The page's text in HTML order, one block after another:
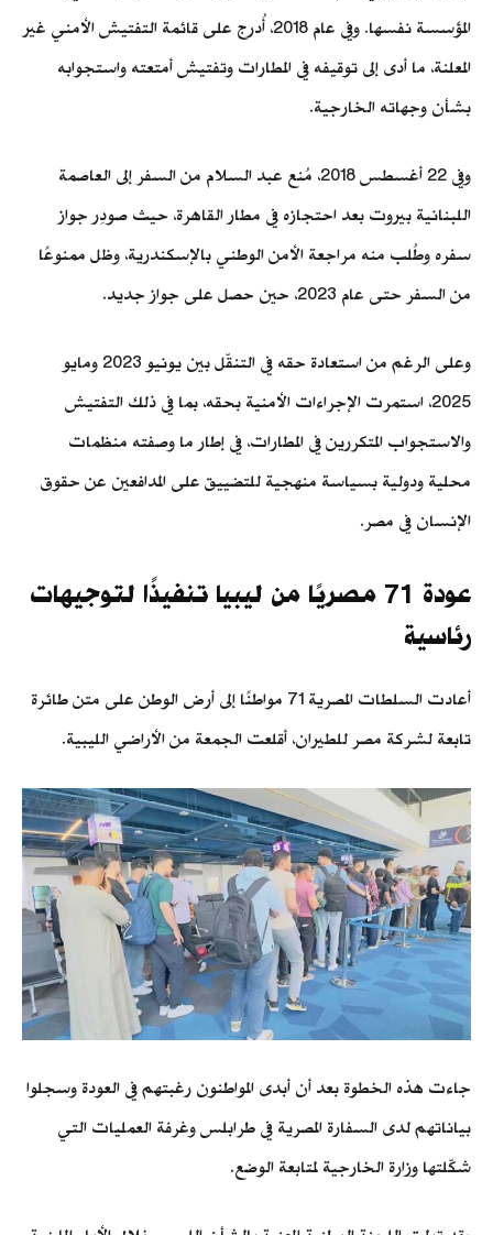
المؤسسة نفسها. وفي عام 2018، أُدرج على قائمة التفتيش الأمني غير
المعلنة، ما أدى إلى توقيفه في المطارات وتفتيش أمتعته واستجوابه
بشأن وجهاته الخارجية.
وفي 22 أغسطس 2018، مُنع عبد السلام من السفر إلى العاصمة
اللبنانية بيروت بعد احتجازه في مطار القاهرة، حيث صودِر جواز
سفره وطُلب منه مراجعة الأمن الوطني بالإسكندرية، وظل ممنوعًا
من السفر حتى عام 2023، حين حصل على جواز جديد.
وعلى الرغم من استعادة حقه في التنقّل بين يونيو 2023 ومايو
2025، استمرت الإجراءات الأمنية بحقه، بما في ذلك التفتيش
والاستجواب المتكررين في المطارات، في إطار ما وصفته منظمات
محلية ودولية بسياسة منهجية للتضييق على المدافعين عن حقوق
الإنسان في مصر.
عودة 71 مصريًا من ليبيا تنفيذًا لتوجيهات
رئاسية
أعادت السلطات المصرية 71 مواطنًا إلى أرض الوطن على متن طائرة
تابعة لشركة مصر للطيران، أقلعت الجمعة من الأراضي الليبية.
جاءت هذه الخطوة بعد أن أبدى المواطنون رغبتهم في العودة وسجلوا
بياناتهم لدى السفارة المصرية في طرابلس وغرفة العمليات التي
شكّلتها وزارة الخارجية لمتابعة الوضع.